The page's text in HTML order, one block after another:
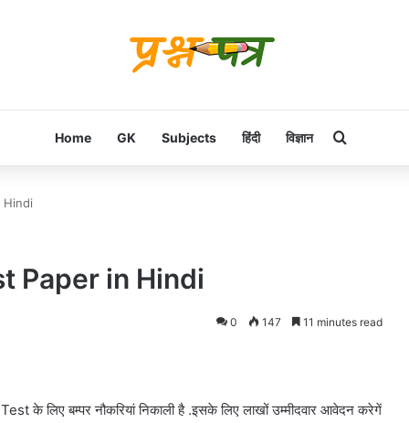
Home GK Subjects हिंदी विज्ञान Search for
Hindi
Paper in Hindi
0 147 11 minutes read
लिए बम्पर नौकरियां निकाली है .इसके लिए लाखों उम्मीदवार आवेदन करेगें